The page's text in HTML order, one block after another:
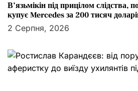
В’язьмікін під прицілом слідства,
купує Mercedes за 200 тисяч
2 Серпня, 2026